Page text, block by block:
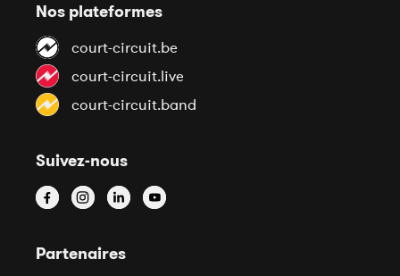
Nos plateformes
court-circuit.be
court-circuit.live
court-circuit.band
Suivez-nous
Partenaires